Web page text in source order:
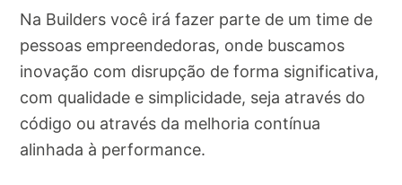
Na Builders você irá fazer parte de um time de
pessoas empreendedoras, onde buscamos
inovação com disrupção de forma significativa,
com qualidade e simplicidade, seja através do
código ou através da melhoria contínua
alinhada à performance.